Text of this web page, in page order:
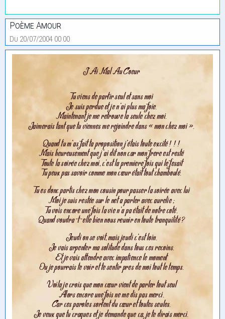
Poème Amour
Du 20/07/2004 00:00